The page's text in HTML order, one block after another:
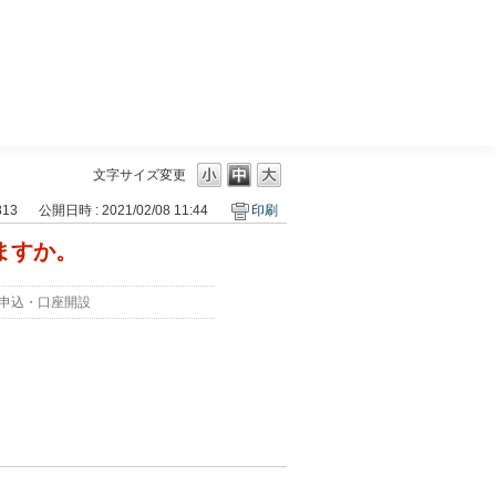
文字サイズ変更
公開日時 : 2021/02/08 11:44 印刷
か。
込・口座開設